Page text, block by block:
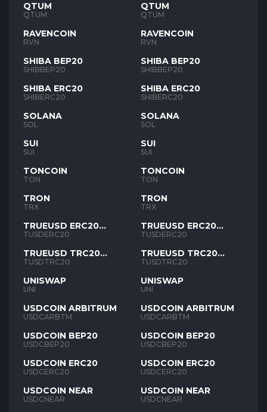
QTUM
QTUM
RAVENCOIN
RVN
SHIBA BEP20
SHIBBEP20
SHIBA ERC20
SHIBERC20
SOLANA
SOL
SUI
SUI
TONCOIN
TON
TRON
TRX
TRUEUSD ERC20
TUSD
TUSDERC20
TRUEUSD TRC20
TUSD
TUSDTRC20
UNISWAP
UNI
USDCOIN ARBITRUM
USDCARBTM
USDCOIN BEP20
USDCBEP20
USDCOIN ERC20
USDCERC20
USDCOIN NEAR
USDCNEAR
QTUM
QTUM
RAVENCOIN
RVN
SHIBA BEP20
SHIBBEP20
SHIBA ERC20
SHIBERC20
SOLANA
SOL
SUI
SUI
TONCOIN
TON
TRON
TRX
TRUEUSD ERC20
TUSD
TUSDERC20
TRUEUSD TRC20
TUSD
TUSDTRC20
UNISWAP
UNI
USDCOIN ARBITRUM
USDCARBTM
USDCOIN BEP20
USDCBEP20
USDCOIN ERC20
USDCERC20
USDCOIN NEAR
USDCNEAR